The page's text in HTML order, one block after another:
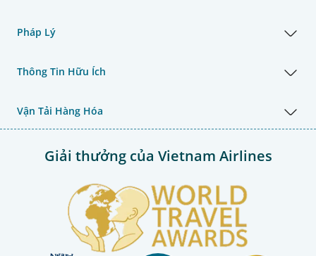
Pháp Lý
Thông Tin Hữu Ích
Vận Tải Hàng Hóa
Giải thưởng của Vietnam Airlines